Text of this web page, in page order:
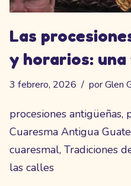
Las
y horarios: una
3 febrero, 2026 porGlen
procesiones antigüeñas,
Cuaresma Antigua
cuaresmal, Tradiciones
las calles